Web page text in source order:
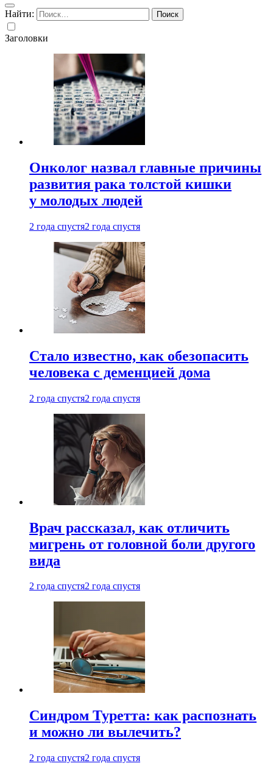
Найти:
Заголовки
Онколог назвал главные причины
развития рака толстой кишки
у молодых людей
2 года спустя2 года спустя
Стало известно, как обезопасить
человека с деменцией дома
2 года спустя2 года спустя
Врач рассказал, как отличить
мигрень от головной боли другого
вида
2 года спустя2 года спустя
Синдром Туретта: как распознать
и можно ли вылечить?
2 года спустя2 года спустя